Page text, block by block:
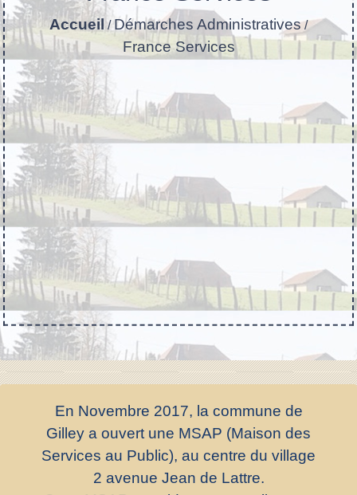
Accueil /Démarches Administratives/
France Services
En Novembre 2017, la commune de
Gilley a ouvert une MSAP (Maison des
Services au Public), au centre du village
2 avenue Jean de Lattre.